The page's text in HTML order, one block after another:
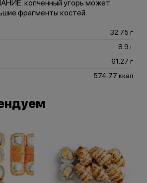
копченный угорь может
фрагменты костей.
32.75 г
8.9 г
61.27 г
574.77 ккал